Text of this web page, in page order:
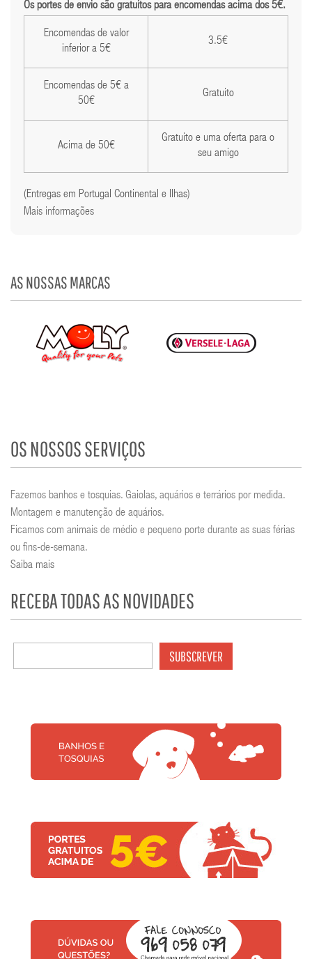
Os portes de envio são gratuitos para encomendas acima dos 5€.
Encomendas de valor
inferior a 5€
3.5€
Encomendas de 5€ a
50€
Gratuito
Acima de 50€
Gratuito e uma oferta para o
seu amigo
(Entregas em Portugal Continental e Ilhas)
Mais informações
AS NOSSAS MARCAS
OS NOSSOS SERVIÇOS
Fazemos banhos e tosquias. Gaiolas, aquários e terrários por medida.
Montagem e manutenção de aquários.
Ficamos com animais de médio e pequeno porte durante as suas férias
ou fins-de-semana.
Saiba mais
RECEBA TODAS AS NOVIDADES
SUBSCREVER